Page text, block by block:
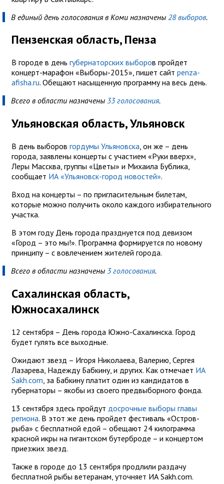
В единый день голосования в Коми назначены 28 выборов.
Пензенская область, Пенза
В городе в день губернаторских выборов пройдет
концерт-марафон «Выборы-2015», пишет сайт penza-
afisha.ru. Обещают насыщенную программу на весь день.
Всего в области назначены 33 голосования.
Ульяновская область, Ульяновск
В день выборов гордумы Ульяновска, он же – день
города, заявлены концерты с участием «Руки вверх»,
Леры Массква, группы «Цветы» и Михаила Бублика,
сообщает ИА «Ульяновск-город новостей».
Вход на концерты – по пригласительным билетам,
которые можно получить около каждого избирательного
участка.
В этом году День города празднуется под девизом
«Город – это мы!». Программа формируется по новому
принципу – с вовлечением жителей города.
Всего в области назначены 3 голосования.
Сахалинская область,
Южносахалинск
12 сентября – День города Южно-Сахалинска. Город
будет гулять все выходные.
Ожидают звезд – Игоря Николаева, Валерию, Сергея
Лазарева, Надежду Бабкину, и других. Как отмечает ИА
Sakh.com , за Бабкину платит один из кандидатов в
губернаторы – якобы из своего предвыборного фонда.
13 сентября здесь пройдут досрочные выборы главы
региона. В этот же день пройдет фестиваль «Остров-
рыба» с бесплатной едой – обещают 24 килограмма
красной икры на гигантском бутерброде – и концертом
приезжих звезд.
Также в городе до 13 сентября продлили раздачу
бесплатной рыбы ветеранам, уточняет ИА Sakh.com.